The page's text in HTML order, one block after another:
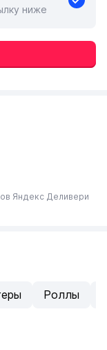
ниже
Яндекс Деливери
Роллы